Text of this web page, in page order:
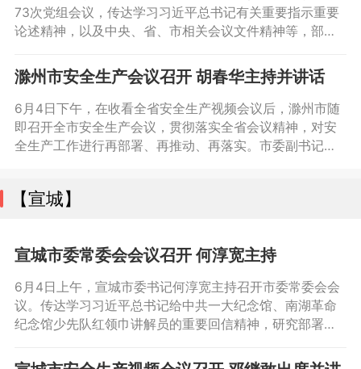
73次党组会议，传达学习习近平总书记有关重要指示重要
论述精神，以及中央、省、市相关会议文件精神等，部署
贯彻习近平总书记对湖南长沙浏阳市一烟花厂爆炸事故和
山西长治市沁源县一煤矿瓦斯爆炸事故作出的重要指示精
神，深入落实省安委会关于提高安全生产领域抓落实能力
的20项具体措施，结合汛期、端午、高温等重点
滁州市安全生产会议召开 胡春华主持并讲话
​6月4日下午，在收看全省安全生产视频会议后，滁州市随
即召开全市安全生产会议，贯彻落实全省会议精神，对安
全生产工作进行再部署、再推动、再落实。市委副书记、
汛。紧盯防洪河道，加强沿滁河淮河行蓄洪区巡查防守，
【宣城】
宣城市委常委会会议召开 何淳宽主持
6月4日上午，宣城市委书记何淳宽主持召开市委常委会会
议。传达学习习近平总书记给中共一大纪念馆、南湖革命
纪念馆少先队红领巾讲解员的重要回信精神，研究部署我
报。